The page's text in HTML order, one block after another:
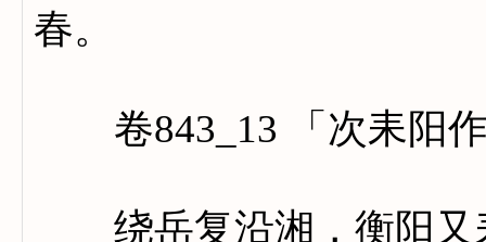
春。
卷843_13 「次耒阳
绕岳复沿湘，衡阳又